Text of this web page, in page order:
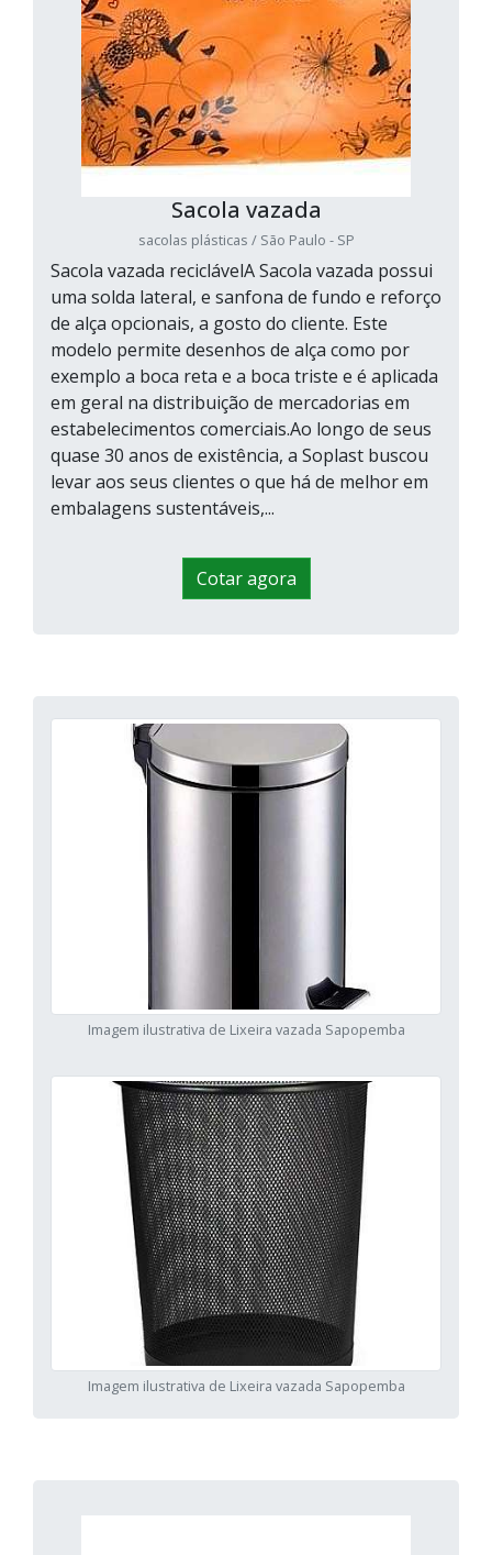
Sacola vazada
sacolas plásticas / São Paulo - SP
Sacola vazada reciclávelA Sacola vazada possui
uma solda lateral, e sanfona de fundo e reforço
de alça opcionais, a gosto do cliente. Este
modelo permite desenhos de alça como por
exemplo a boca reta e a boca triste e é aplicada
em geral na distribuição de mercadorias em
estabelecimentos comerciais.Ao longo de seus
quase 30 anos de existência, a Soplast buscou
levar aos seus clientes o que há de melhor em
embalagens sustentáveis,...
Cotar agora
Imagem ilustrativa de Lixeira vazada Sapopemba
Imagem ilustrativa de Lixeira vazada Sapopemba